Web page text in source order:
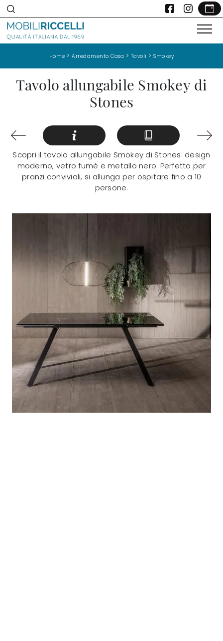
Home >Arredamento Casa > Tavoli >Smokey
Tavolo allungabile Smokey di
Stones
Scopri il tavolo allungabile Smokey di Stones: design
moderno, vetro fumè e metallo nero. Perfetto per
pranzi conviviali, si allunga per ospitare fino a 10
persone.